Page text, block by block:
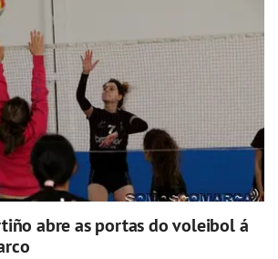
abre as portas do voleibol á